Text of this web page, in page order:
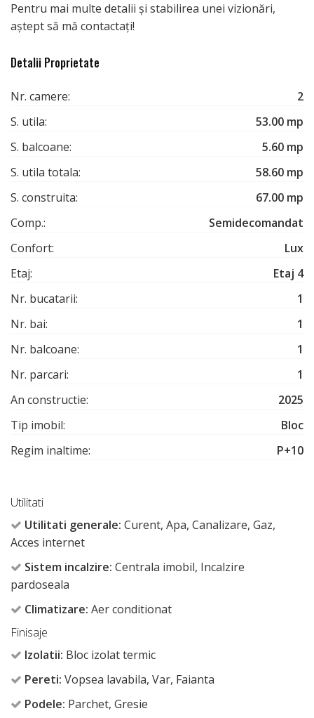
Pentru mai multe detalii și stabilirea unei vizionări,
aștept să mă contactați!
Detalii Proprietate
Nr. camere:
2
S. utila:
53.00 mp
S. balcoane:
5.60 mp
S. utila totala:
58.60 mp
S. construita:
67.00 mp
Comp.:
Semidecomandat
Confort:
Lux
Etaj:
Etaj 4
Nr. bucatarii:
1
Nr. bai:
1
Nr. balcoane:
1
Nr. parcari:
1
An constructie:
2025
Tip imobil:
Bloc
Regim inaltime:
P+10
Utilitati
Utilitati generale: Curent, Apa, Canalizare, Gaz,
Acces internet
Sistem incalzire: Centrala imobil, Incalzire
pardoseala
Climatizare: Aer conditionat
Finisaje
Izolatii: Bloc izolat termic
Pereti: Vopsea lavabila, Var, Faianta
Podele: Parchet, Gresie